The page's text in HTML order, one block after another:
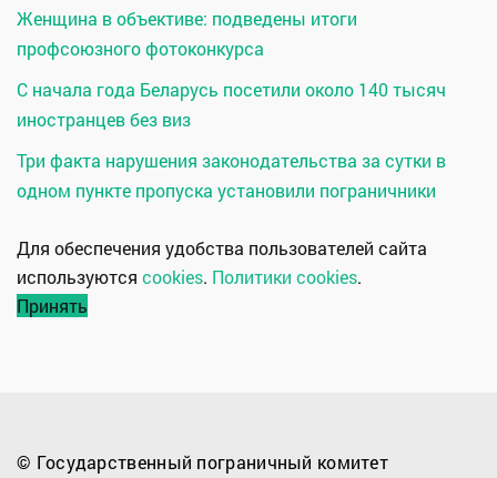
Женщина в объективе: подведены итоги
профсоюзного фотоконкурса
С начала года Беларусь посетили около 140 тысяч
иностранцев без виз
Три факта нарушения законодательства за сутки в
одном пункте пропуска установили пограничники
Для обеспечения удобства пользователей сайта
используются cookies. Политики cookies.
Принять
© Государственный пограничный комитет